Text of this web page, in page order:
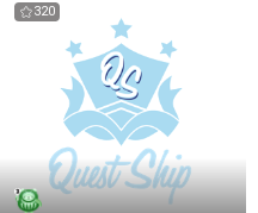
320